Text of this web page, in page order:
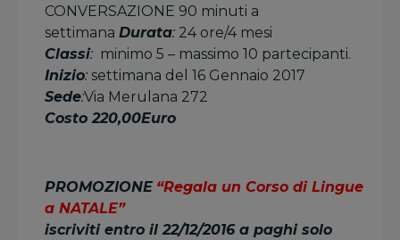
CONVERSAZIONE 90 minuti a
settimana Durata: 24 ore/4 mesi
Classi: minimo 5 – massimo 10 partecipanti.
Inizio: settimana del 16 Gennaio 2017
Sede:Via Merulana 272
Costo 220,00Euro
PROMOZIONE “Regala un Corso di Lingue
a NATALE”
iscriviti entro il 22/12/2016 a paghi solo